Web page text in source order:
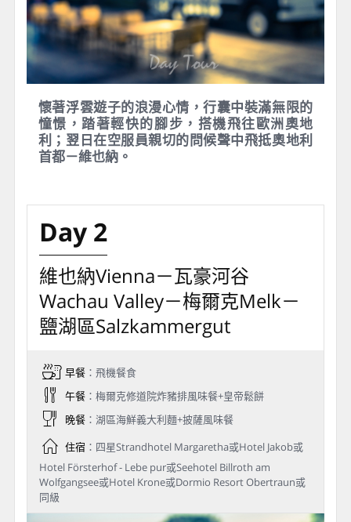
懷著浮雲遊子的浪漫心情，行囊中裝滿無限的
憧憬，踏著輕快的腳步，搭機飛往歐洲奧地
利；翌日在空服員親切的問候聲中飛抵奧地利
首都－維也納。
Day 2
維也納Vienna－瓦豪河谷
Wachau Valley－梅爾克Melk－
鹽湖區Salzkammergut
早餐：飛機餐食
午餐：梅爾克修道院炸豬排風味餐+皇帝鬆餅
晚餐：湖區海鮮義大利麵+披薩風味餐
住宿：四星Strandhotel Margaretha或Hotel Jakob或
Hotel Försterhof - Lebe pur或Seehotel Billroth am
Wolfgangsee或Hotel Krone或Dormio Resort Obertraun或
同級